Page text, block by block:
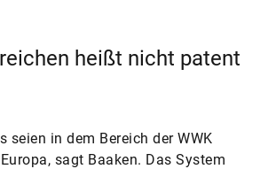
heißt nicht patent
seien in dem Bereich der WWK
sagt Baaken. Das System